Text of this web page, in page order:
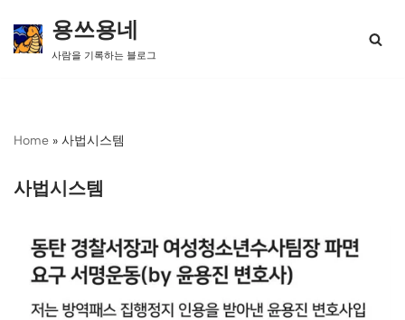
콘
너
용쓰용네
사람을 기록하는 블로그
Home » 사법시스템
사법시스템